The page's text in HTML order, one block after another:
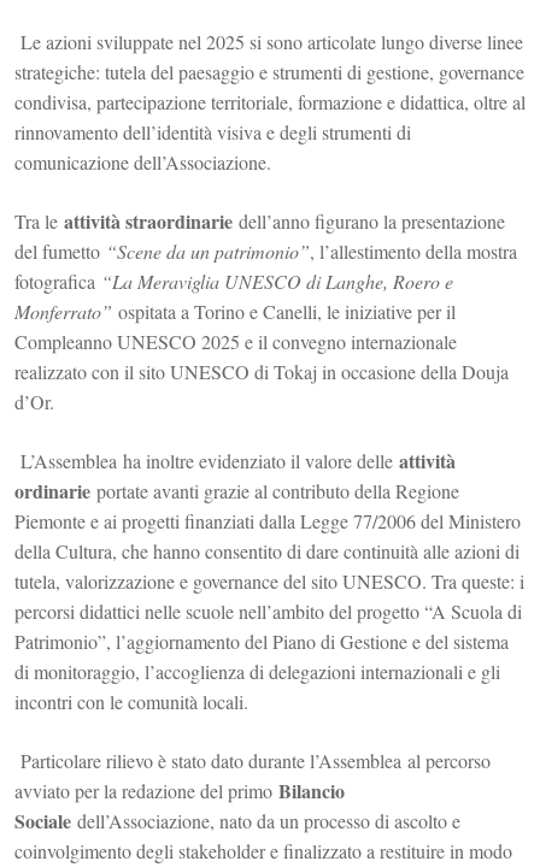
Le azioni sviluppate nel 2025 si sono articolate lungo diverse linee
strategiche: tutela del paesaggio e strumenti di gestione, governance
condivisa, partecipazione territoriale, formazione e didattica, oltre al
rinnovamento dell’identità visiva e degli strumenti di
comunicazione dell’Associazione.
Tra le attività straordinarie dell’anno figurano la presentazione
del fumetto “Scene da un patrimonio”, l’allestimento della mostra
fotografica “La Meraviglia UNESCO di Langhe, Roero e
Monferrato” ospitata a Torino e Canelli, le iniziative per il
Compleanno UNESCO 2025 e il convegno internazionale
realizzato con il sito UNESCO di Tokaj in occasione della Douja
d’Or.
L’Assemblea ha inoltre evidenziato il valore delle attività
ordinarie portate avanti grazie al contributo della Regione
Piemonte e ai progetti finanziati dalla Legge 77/2006 del Ministero
della Cultura, che hanno consentito di dare continuità alle azioni di
tutela, valorizzazione e governance del sito UNESCO. Tra queste: i
percorsi didattici nelle scuole nell’ambito del progetto “A Scuola di
Patrimonio”, l’aggiornamento del Piano di Gestione e del sistema
di monitoraggio, l’accoglienza di delegazioni internazionali e gli
incontri con le comunità locali.
Particolare rilievo è stato dato durante l’Assemblea al percorso
avviato per la redazione del primo Bilancio
Sociale dell’Associazione, nato da un processo di ascolto e
coinvolgimento degli stakeholder e finalizzato a restituire in modo